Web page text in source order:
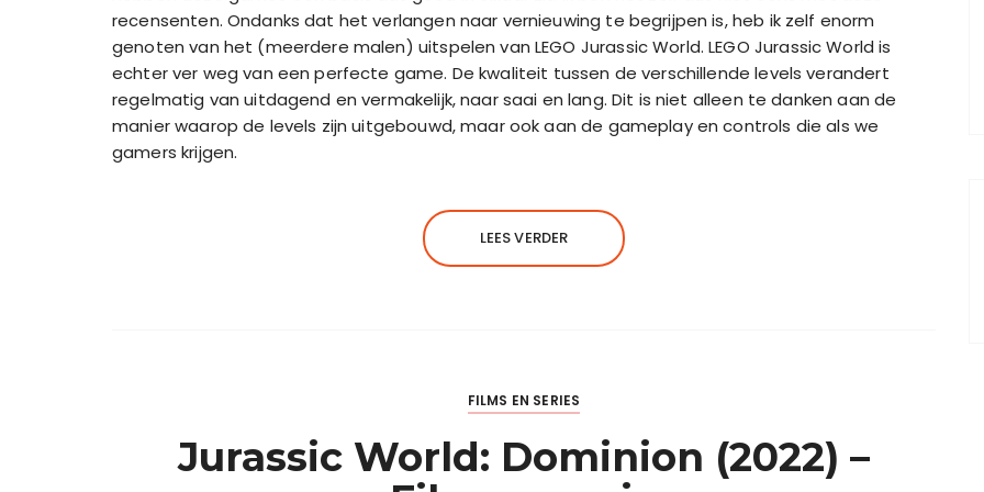
recensenten. Ondanks dat het verlangen naar vernieuwing te begrijpen is, heb ik zelf enorm
genoten van het (meerdere malen) uitspelen van LEGO Jurassic World. LEGO Jurassic World is
echter ver weg van een perfecte game. De kwaliteit tussen de verschillende levels verandert
regelmatig van uitdagend en vermakelijk, naar saai en lang. Dit is niet alleen te danken aan de
manier waarop de levels zijn uitgebouwd, maar ook aan de gameplay en controls die als we
gamers krijgen.
LEES VERDER
FILMS EN SERIES
Jurassic World: Dominion (2022) –